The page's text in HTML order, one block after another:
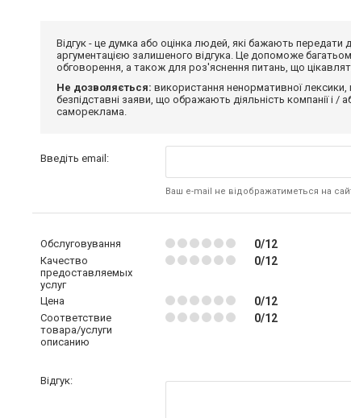
Відгук - це думка або оцінка людей, які бажають
аргументацією залишеного відгука. Це допоможе
обговорення, а також для роз'яснення питань, що
Не дозволяється: використання ненормативної
безпідставні заяви, що ображають діяльність компанії і /
самореклама.
Введіть email:
Ваш e-mail не відображатиметься на
Обслуговування 0/12
Качество
предоставляемых
услуг
0/12
Цена 0/12
Соответствие
товара/услуги
описанию
0/12
Відгук: